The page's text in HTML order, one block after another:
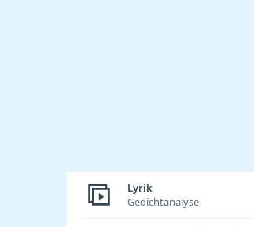
Lyrik
Gedichtanalyse